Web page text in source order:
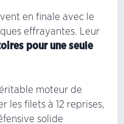
en finale avec le
effrayantes. Leur
pour une seule
moteur de
les filets à 12 reprises,
solide